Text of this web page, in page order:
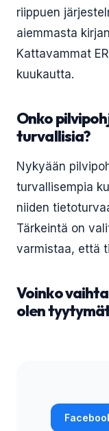
riippuen
aiemmasta
Kattavammat
kuukautta.
Onko
turvallisia?
Nykyään
turvallisempia
niiden
Tärkeintä on
varmistaa, että
Voinko
olen